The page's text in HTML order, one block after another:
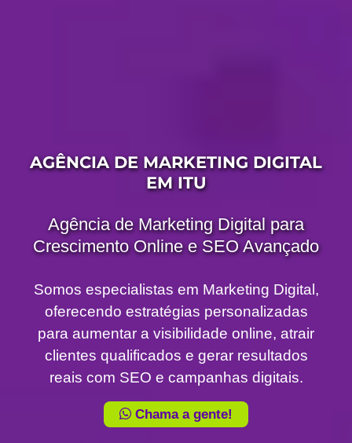
AGÊNCIA DE MARKETING DIGITAL
EM ITU
Agência de Marketing Digital para
Crescimento Online e SEO Avançado
Somos especialistas em Marketing Digital,
oferecendo estratégias personalizadas
para aumentar a visibilidade online, atrair
clientes qualificados e gerar resultados
reais com SEO e campanhas digitais.
Chama a gente!